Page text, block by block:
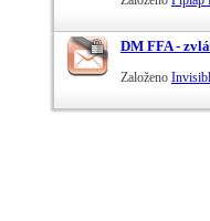
DM FFA -
Založeno